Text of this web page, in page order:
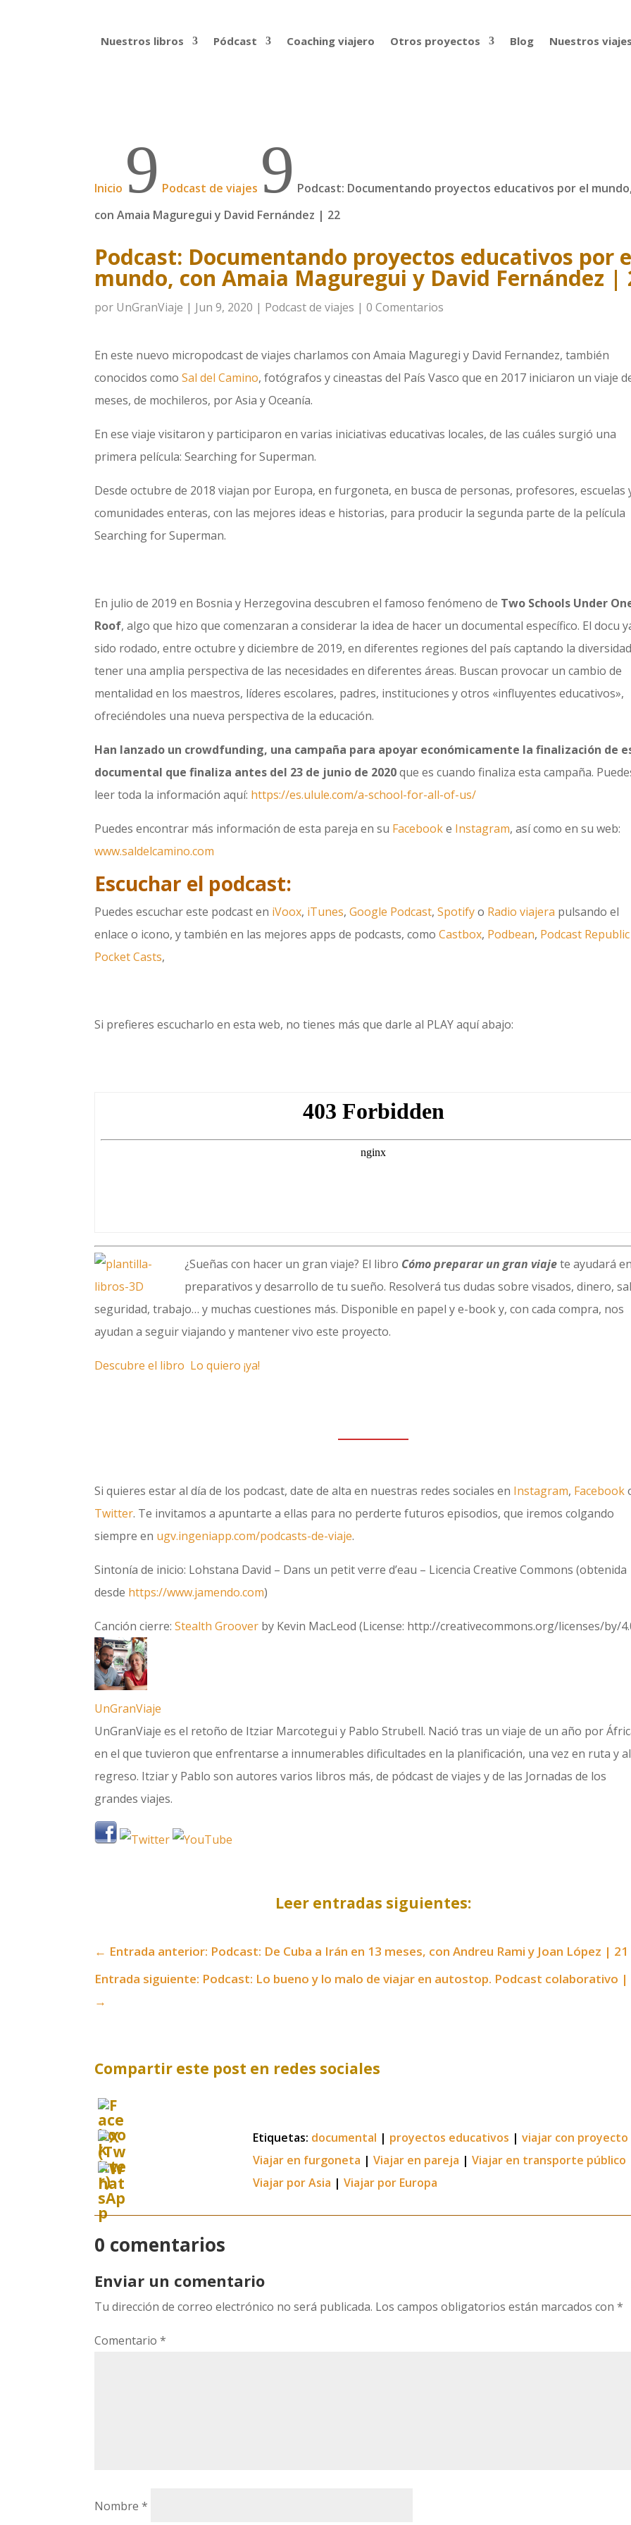
Nuestros libros Pódcast Coaching viajero Otros proyectos Blog Nuestros viajes
Inicio 9 Podcast de viajes 9 Podcast: Documentando proyectos educativos por el
con Amaia Maguregui y David Fernández | 22
Podcast: Documentando proyectos educativos por
mundo, con Amaia Maguregui y David Fernández |
por UnGranViaje | Jun 9, 2020 | Podcast de viajes |0 Comentarios
En este nuevo micropodcast de viajes charlamos con Amaia Maguregi y David Fernandez, también
conocidos comoSal del Camino, fotógrafos y cineastas del País Vasco que en 2017 iniciaron un viaje
meses, de mochileros, por Asia y Oceanía.
En ese viaje visitaron y participaron en varias iniciativas educativas locales, de las cuáles surgió una
primera película: Searching for Superman.
Desde octubre de 2018 viajan por Europa, en furgoneta, en busca de personas, profesores, escuelas
comunidades enteras, con las mejores ideas e historias, para producir la segunda parte de la película
Searching for Superman.
En julio de 2019 en Bosnia y Herzegovina descubren el famoso fenómeno de Two Schools Under
Roof, algo que hizo que comenzaran a considerar la idea de hacer un documental específico. El docu
sido rodado, entre octubre y diciembre de 2019, en diferentes regiones del país captando la
tener una amplia perspectiva de las necesidades en diferentes áreas. Buscan provocar un cambio de
mentalidad en los maestros, líderes escolares, padres, instituciones y otros «influyentes educativos»,
ofreciéndoles una nueva perspectiva de la educación.
Han lanzado un crowdfunding, una campaña para apoyar económicamente la finalización de
documental que finaliza antes del 23 de junio de 2020que es cuando finaliza esta campaña.
leer toda la información aquí: https://es.ulule.com/a-school-for-all-of-us/
Puedes encontrar más información de esta pareja en su Facebooke Instagram, así como en su web:
www.saldelcamino.com
Escuchar el podcast:
Puedes escuchar este podcast en iVoox, iTunes,Google Podcast,Spotifyo Radio viajera pulsando el
enlace o icono, y también en las mejores apps de podcasts, comoCastbox, Podbean, Podcast Republic
Pocket Casts,
Si prefieres escucharlo en esta web, no tienes más que darle al PLAY aquí abajo:
¿Sueñas con hacer un gran viaje? El libro Cómo preparar un gran viajete ayudará
preparativos y desarrollo de tu sueño. Resolverá tus dudas sobre visados, dinero,
seguridad, trabajo… y muchas cuestiones más. Disponible en papel y e-book y, con cada compra, nos
ayudan a seguir viajando y mantener vivo este proyecto.
Descubre el libro Lo quiero ¡ya!
Si quieres estar al día de los podcast, date de alta en nuestras redes sociales en Instagram, Facebook
Twitter. Te invitamos a apuntarte a ellas para no perderte futuros episodios, que iremos colgando
siempre en ugv.ingeniapp.com/podcasts-de-viaje.
Sintonía de inicio: Lohstana David – Dans un petit verre d’eau – Licencia Creative Commons (obtenida
desde https://www.jamendo.com)
Canción cierre:Stealth Groover by Kevin MacLeod (License: http://creativecommons.org/licenses/by/
UnGranViaje
UnGranViaje es el retoño de Itziar Marcotegui y Pablo Strubell. Nació tras un viaje de un año por
en el que tuvieron que enfrentarse a innumerables dificultades en la planificación, una vez en ruta y al
regreso. Itziar y Pablo son autores varios libros más, de pódcast de viajes y de las Jornadas de los
grandes viajes.
Leer entradas siguientes:
← Entrada anterior: Podcast: De Cuba a Irán en 13 meses, con Andreu Rami y Joan López | 21
Entrada siguiente: Podcast: Lo bueno y lo malo de viajar en autostop. Podcast colaborativo |
→
Compartir este post en redes sociales
Etiquetas: documental | proyectos educativos |viajar con proyecto
Viajar en furgoneta |Viajar en pareja |Viajar en transporte público
Viajar por Asia |Viajar por Europa
0 comentarios
Enviar un comentario
Tu dirección de correo electrónico no será publicada. Los campos obligatorios están marcados con*
Comentario*
Nombre*